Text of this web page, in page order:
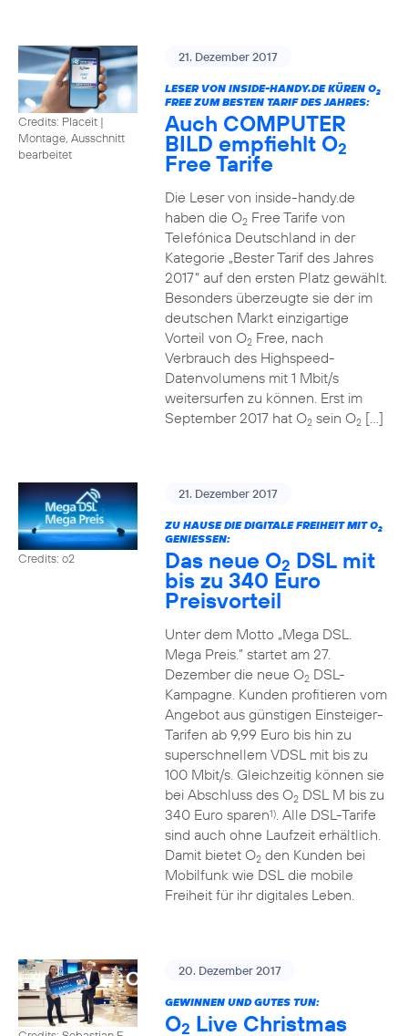
Credits: Placeit |
Montage, Ausschnitt
bearbeitet
21. Dezember 2017
LESER VON INSIDE-HANDY.DE KÜREN O2
FREE ZUM BESTEN TARIF DES JAHRES:
Auch COMPUTER
BILD empfiehlt O2
Free Tarife
Die Leser von inside-handy.de
haben die O2Free Tarife von
Telefónica Deutschland in der
Kategorie „Bester Tarif des Jahres
2017“ auf den ersten Platz gewählt.
Besonders überzeugte sie der im
deutschen Markt einzigartige
Vorteil von O2Free, nach
Verbrauch des Highspeed-
Datenvolumens mit 1 Mbit/s
weitersurfen zu können. Erst im
September 2017 hat O2sein O2[…]
Credits: o2
21. Dezember 2017
ZU HAUSE DIE DIGITALE FREIHEIT MIT O2
GENIESSEN:
Das neue O2 DSL mit
bis zu 340 Euro
Preisvorteil
Unter dem Motto „Mega DSL.
Mega Preis.” startet am 27.
Dezember die neue O2DSL-
Kampagne. Kunden profitieren vom
Angebot aus günstigen Einsteiger-
Tarifen ab 9,99 Euro bis hin zu
superschnellem VDSL mit bis zu
100 Mbit/s. Gleichzeitig können sie
bei Abschluss des O2DSL M bis zu
340 Euro sparen1). Alle DSL-Tarife
sind auch ohne Laufzeit erhältlich.
Damit bietet O2den Kunden bei
Mobilfunk wie DSL die mobile
Freiheit für ihr digitales Leben.
20. Dezember 2017
GEWINNEN UND GUTES TUN:
O2 Live Christmas